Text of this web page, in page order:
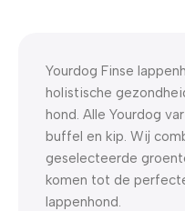
Yourdog Finse
holistische
hond. Alle Yourdog
buffel en kip. Wij
geselecteerde
komen tot de
lappenhond.